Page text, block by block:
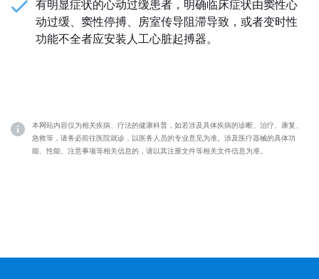
有明显症状的心动过缓患者，明确临床症状由窦性心
动过缓、窦性停搏、房室传导阻滞导致，或者变时性
功能不全者应安装人工心脏起搏器。
本网站内容仅为相关疾病、疗法的健康科普，如若涉及具体疾病的诊断、治疗、康复、
急救等，请务必前往医院就诊，以医务人员的专业意见为准。涉及医疗器械的具体功
能、性能、注意事项等相关信息的，请以其注册文件等相关文件信息为准。